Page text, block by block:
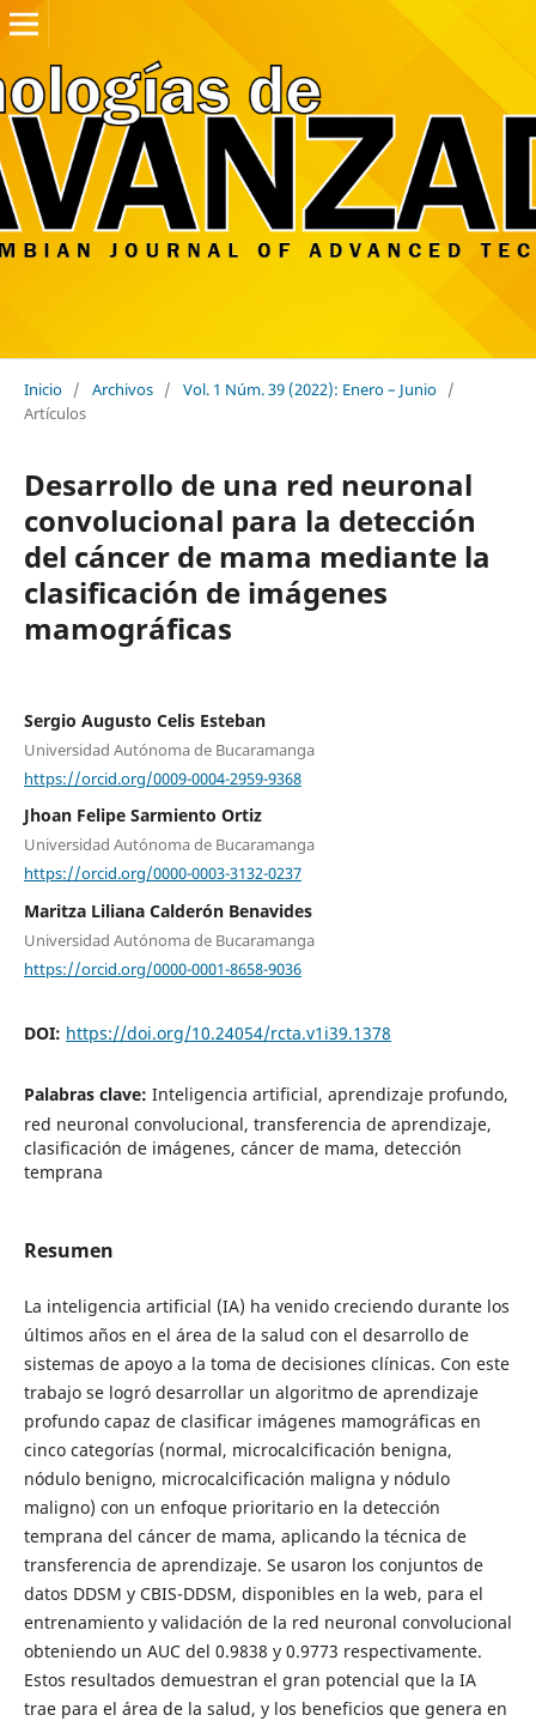
Inicio / Archivos / Vol. 1 Núm. 39 (2022): Enero – Junio /
Artículos
Desarrollo de una red neuronal
convolucional para la detección
del cáncer de mama mediante la
clasificación de imágenes
mamográficas
Sergio Augusto Celis Esteban
Universidad Autónoma de Bucaramanga
https://orcid.org/0009-0004-2959-9368
Jhoan Felipe Sarmiento Ortiz
Universidad Autónoma de Bucaramanga
https://orcid.org/0000-0003-3132-0237
Maritza Liliana Calderón Benavides
Universidad Autónoma de Bucaramanga
https://orcid.org/0000-0001-8658-9036
DOI: https://doi.org/10.24054/rcta.v1i39.1378
Palabras clave: Inteligencia artificial, aprendizaje profundo,
red neuronal convolucional, transferencia de aprendizaje,
clasificación de imágenes, cáncer de mama, detección
temprana
Resumen
La inteligencia artificial (IA) ha venido creciendo durante los
últimos años en el área de la salud con el desarrollo de
sistemas de apoyo a la toma de decisiones clínicas. Con este
trabajo se logró desarrollar un algoritmo de aprendizaje
profundo capaz de clasificar imágenes mamográficas en
cinco categorías (normal, microcalcificación benigna,
nódulo benigno, microcalcificación maligna y nódulo
maligno) con un enfoque prioritario en la detección
temprana del cáncer de mama, aplicando la técnica de
transferencia de aprendizaje. Se usaron los conjuntos de
datos DDSM y CBIS-DDSM, disponibles en la web, para el
entrenamiento y validación de la red neuronal convolucional
obteniendo un AUC del 0.9838 y 0.9773 respectivamente.
Estos resultados demuestran el gran potencial que la IA
trae para el área de la salud, y los beneficios que genera en